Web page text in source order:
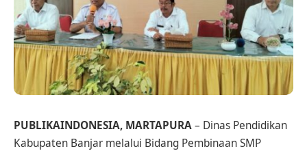
PUBLIKAINDONESIA, MARTAPURA– Dinas Pendidikan
Kabupaten Banjar melalui Bidang Pembinaan SMP